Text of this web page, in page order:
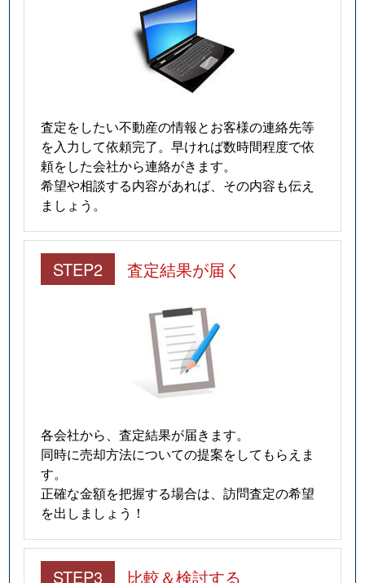
査定をしたい不動産の情報とお客様の連絡先等
を入力して依頼完了。早ければ数時間程度で依
頼をした会社から連絡がきます。
希望や相談する内容があれば、その内容も伝え
ましょう。
STEP2 査定結果が届く
各会社から、査定結果が届きます。
同時に売却方法についての提案をしてもらえま
す。
正確な金額を把握する場合は、訪問査定の希望
を出しましょう！
STEP3 比較＆検討する